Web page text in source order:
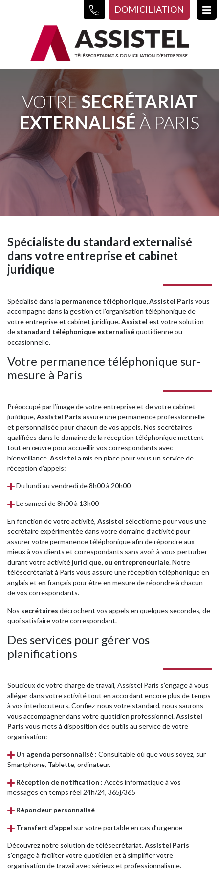
DOMICILIATION
VOTRESECRÉTARIAT
EXTERNALISÉ À PARIS
Spécialiste du standard externalisé
dans votre entreprise et cabinet
juridique
Spécialisé dans la permanence téléphonique, Assistel Paris vous
accompagne dans la gestion et l’organisation téléphonique de
votre entreprise et cabinet juridique.Assistel est votre solution
de stanadard téléphonique externaliséquotidienne ou
occasionnelle.
Votre permanence téléphonique sur-
mesure à Paris
Préoccupé par l’image de votre entreprise et de votre cabinet
juridique, Assistel Paris assure une permanence professionnelle
et personnalisée pour chacun de vos appels. Nos secrétaires
qualifiées dans le domaine de la réception téléphonique mettent
tout en œuvre pour accueillir vos correspondants avec
bienveillance.Assistel a mis en place pour vous un service de
réception d’appels:
Du lundi au vendredi de 8h00 à 20h00
Le samedi de 8h00 à 13h00
En fonction de votre activité, Assistel sélectionne pour vous une
secrétaire expérimentée dans votre domaine d’activité pour
assurer votre permanence téléphonique afin de répondre aux
mieux à vos clients et correspondants sans avoir à vous perturber
durant votre activité juridique, ou entrepreneuriale.Notre
télésecrétariat à Paris vous assure une réception téléphonique en
anglais et en français pour être en mesure de répondre à chacun
de vos correspondants.
Nos secrétaires décrochent vos appels en quelques secondes, de
quoi satisfaire votre correspondant.
Des services pour gérer vos
planifications
Soucieux de votre charge de travail, Assistel Paris s’engage à vous
alléger dans votre activité tout en accordant encore plus de temps
à vos interlocuteurs. Confiez-nous votre standard, nous saurons
vous accompagner dans votre quotidien professionnel.Assistel
Paris vous mets à disposition des outils au service de votre
organisation:
Un agenda personnalisé : Consultable où que vous soyez, sur
Smartphone, Tablette, ordinateur.
Réception de notification : Accès informatique à vos
messages en temps réel 24h/24, 365j/365
Répondeur personnalisé
Transfert d’appel sur votre portable en cas d’urgence
Découvrez notre solution de télésecrétariat.Assistel Paris
s’engage à faciliter votre quotidien et à simplifier votre
organisation de travail avec sérieux et professionnalisme.